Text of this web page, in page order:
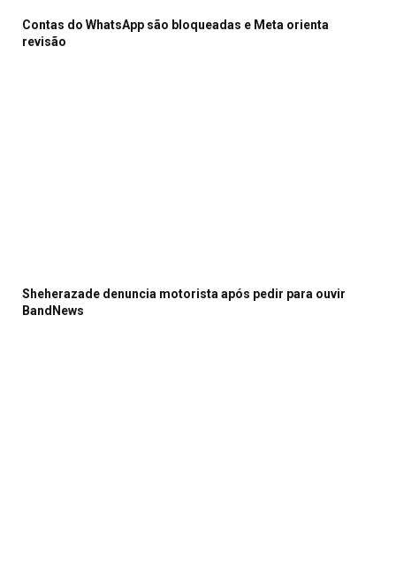
Contas do WhatsApp são bloqueadas e Meta orienta
revisão
Sheherazade denuncia motorista após pedir para ouvir
BandNews